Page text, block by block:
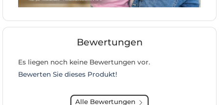
Bewertungen
Es liegen noch keine Bewertungen vor.
Bewerten Sie dieses Produkt!
Alle Bewertungen